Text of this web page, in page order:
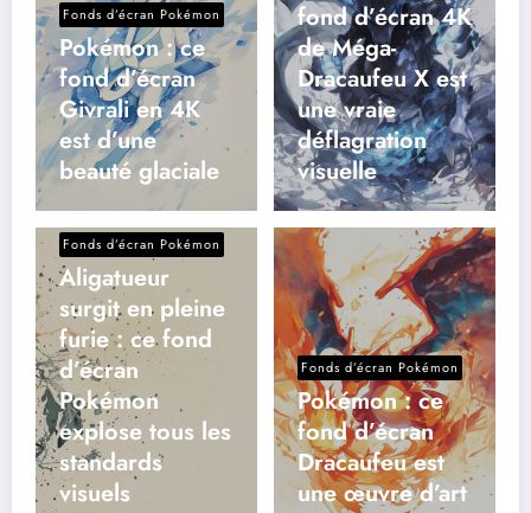
Fonds d’écran Pokémon
Pokémon : ce
fond d’écran
Givrali en 4K
est d’une
beauté glaciale
fond d’écran 4K
de Méga-
Dracaufeu X est
une vraie
déflagration
visuelle
Fonds d’écran Pokémon
Aligatueur
surgit en pleine
furie : ce fond
d’écran
Pokémon
explose tous les
standards
visuels
Fonds d’écran Pokémon
Pokémon : ce
fond d’écran
Dracaufeu est
une œuvre d’art